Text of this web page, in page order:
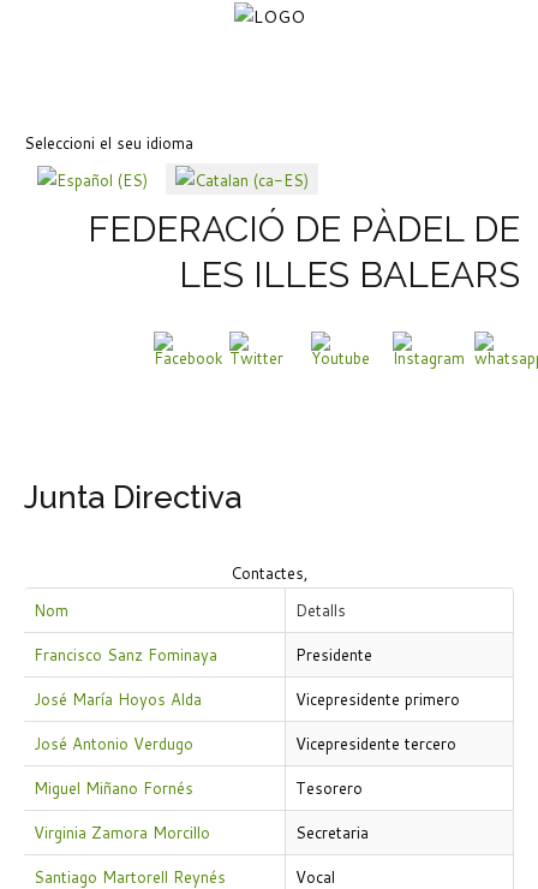
Seleccioni el seu idioma
FEDERACIÓ DE PÀDEL DE
LES ILLES BALEARS
Junta Directiva
Contactes,
Nom
Detalls
Francisco Sanz Fominaya Presidente
José María Hoyos Alda Vicepresidente primero
José Antonio Verdugo Vicepresidente tercero
Miguel Miñano Fornés Tesorero
Virginia Zamora Morcillo Secretaria
Santiago Martorell Reynés Vocal